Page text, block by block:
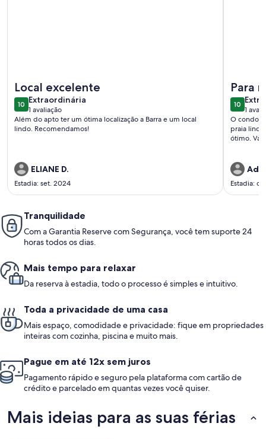
Local excelente
1010 de 10
Extraordinária
extraordinária
1 avaliação
(1
avaliação)
Além do apto ter um ótima localização a Barra e um local
lindo. Recomendamos!
ELIANE D.
Estadia: set. 2024
Para
1010 de 10
1
(1
O
praia linda
ótimo.
Estadia:
Tranquilidade
Com a Garantia Reserve com Segurança, você tem suporte 24
horas todos os dias.
Mais tempo para relaxar
Da reserva à estadia, todo o processo é simples e intuitivo.
Toda a privacidade de uma casa
Mais espaço, comodidade e privacidade: fique em propriedades
inteiras com cozinha, piscina e muito mais.
Pague em até 12x sem juros
Pagamento rápido e seguro pela plataforma com cartão de
crédito e parcelado em quantas vezes você quiser.
Mais ideias para as suas férias